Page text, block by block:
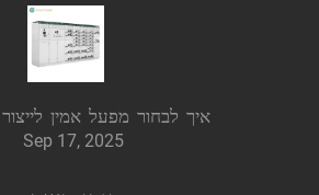
איך לבחור מפעל אמין
Sep 17, 2025